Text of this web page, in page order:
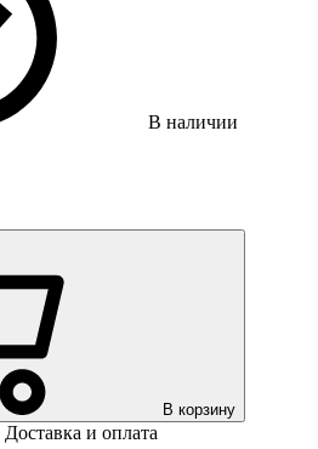
В наличии
В корзину
Доставка и оплата